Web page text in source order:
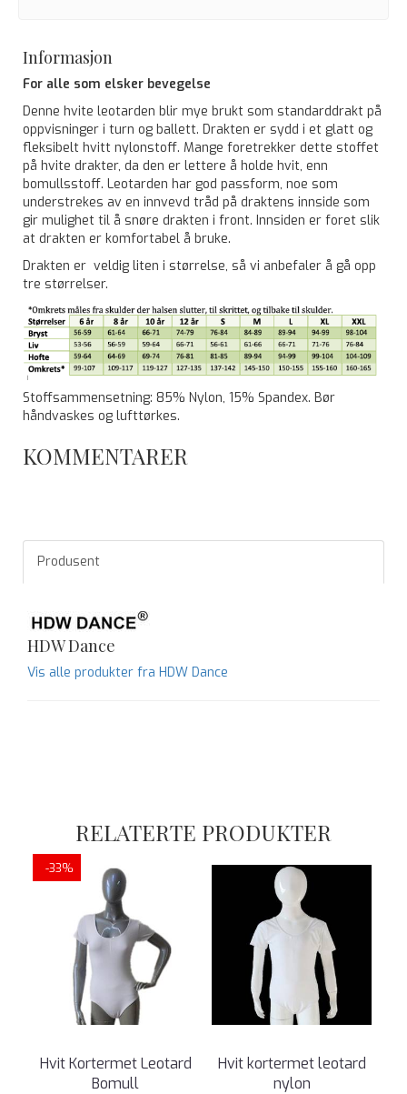
Informasjon
For alle som elsker bevegelse
Denne hvite leotarden blir mye brukt som standarddrakt på
oppvisninger i turn og ballett. Drakten er sydd i et glatt og
fleksibelt hvitt nylonstoff. Mange foretrekker dette stoffet
på hvite drakter, da den er lettere å holde hvit, enn
bomullsstoff. Leotarden har god passform, noe som
understrekes av en innvevd tråd på draktens innside som
gir mulighet til å snøre drakten i front. Innsiden er foret slik
at drakten er komfortabel å bruke.
Drakten er veldig liten i størrelse, så vi anbefaler å gå opp
tre størrelser.
Stoffsammensetning: 85% Nylon, 15% Spandex. Bør
håndvaskes og lufttørkes.
KOMMENTARER
Produsent
HDW Dance
Vis alle produkter fra HDW Dance
RELATERTE PRODUKTER
-33%
Hvit Kortermet Leotard
Bomull
Hvit kortermet leotard
nylon